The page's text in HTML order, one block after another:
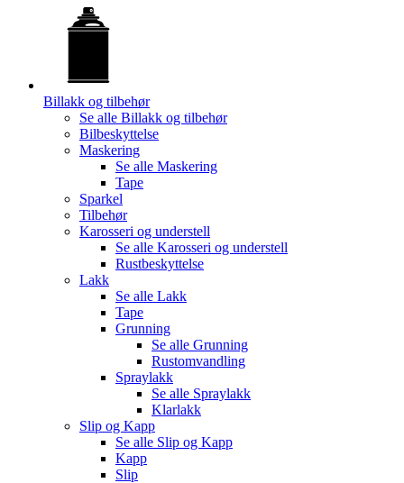
Billakk og tilbehør
Se alle Billakk og tilbehør
Bilbeskyttelse
Maskering
Se alle Maskering
Tape
Sparkel
Tilbehør
Karosseri og understell
Se alle Karosseri og understell
Rustbeskyttelse
Lakk
Se alle Lakk
Tape
Grunning
Se alle Grunning
Rustomvandling
Spraylakk
Se alle Spraylakk
Klarlakk
Slip og Kapp
Se alle Slip og Kapp
Kapp
Slip